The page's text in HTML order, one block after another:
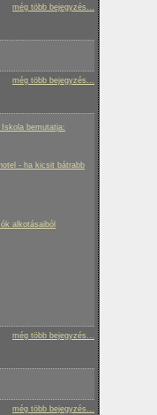
még több bejegyzés...
még több bejegyzés...
bemutatja:
- ha kicsit bátrabb
alkotásaiból
még több bejegyzés...
még több bejegyzés...